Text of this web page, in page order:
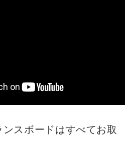
ンスボードはすべてお取